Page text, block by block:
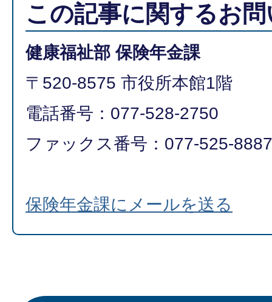
この記事に関するお
健康福祉部 保険年金課
〒520-8575 市役所本館1階
電話番号：077-528-2750
ファックス番号：077-525-8887
保険年金課にメールを送る